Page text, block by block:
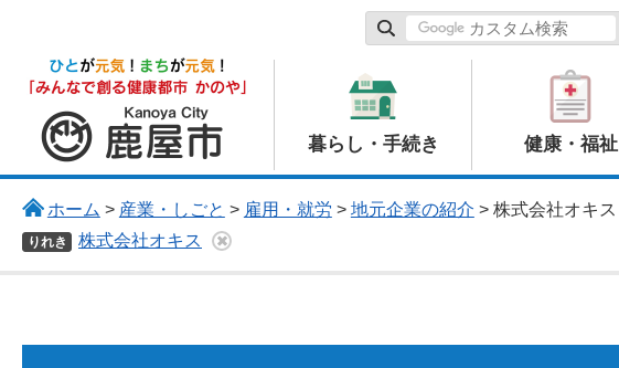
鹿屋市
暮らし・手続き 健康・福祉
ホーム > 産業・しごと > 雇用・就労 > 地元企業の紹介 > 株式会社オキス
りれき 株式会社オキス